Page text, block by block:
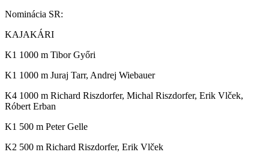
Nominácia SR:
KAJAKÁRI
K1 1000 m Tibor Győri
K1 1000 m Juraj Tarr, Andrej Wiebauer
K4 1000 m Richard Riszdorfer, Michal Riszdorfer, Erik Vlček,
Róbert Erban
K1 500 m Peter Gelle
K2 500 m Richard Riszdorfer, Erik Vlček